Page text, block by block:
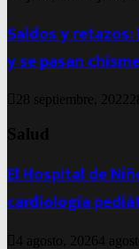
Saldos y retazos:
y se pasan
28 septiembre, 2022
Salud
El Hospital de
cardiología
4 agosto, 20264